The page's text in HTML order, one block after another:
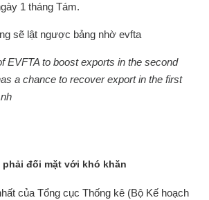
1 tháng Tám.
EVFTA to boost exports in the second
a chance to recover export in the first
đối mặt với khó khăn
của Tổng cục Thống kê (Bộ Kế hoạch